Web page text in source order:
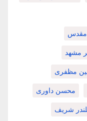
مشهد
مظفری
محسن داوری
شریف